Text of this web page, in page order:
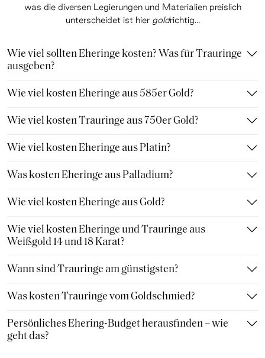
was die diversen Legierungen und Materialien preislich
unterscheidet ist hier goldrichtig...
Wie viel sollten Eheringe kosten? Was für Trauringe
ausgeben?
Wie viel kosten Eheringe aus 585er Gold?
Wie viel kosten Trauringe aus 750er Gold?
Wie viel kosten Eheringe aus Platin?
Was kosten Eheringe aus Palladium?
Wie viel kosten Eheringe aus Gold?
Wie viel kosten Eheringe und Trauringe aus
Weißgold 14 und 18 Karat?
Wann sind Trauringe am günstigsten?
Was kosten Trauringe vom Goldschmied?
Persönliches Ehering-Budget herausfinden – wie
geht das?